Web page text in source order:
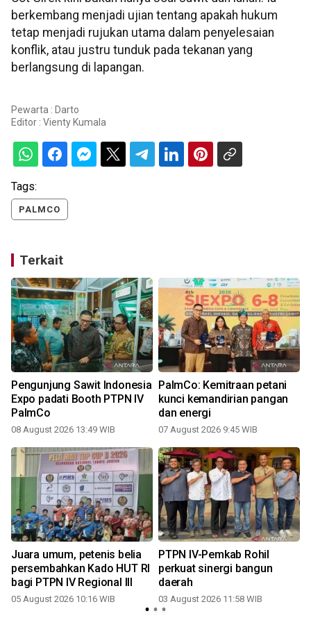
berkembang menjadi ujian tentang apakah hukum
tetap menjadi rujukan utama dalam penyelesaian
konflik, atau justru tunduk pada tekanan yang
berlangsung di lapangan.
Pewarta : Darto
Editor : Vienty Kumala
Tags:
PALMCO
Terkait
Pengunjung Sawit Indonesia
Expo padati Booth PTPN IV
PalmCo
08 August 2026 13:49 WIB
PalmCo: Kemitraan petani
kunci kemandirian pangan
dan energi
07 August 2026 9:45 WIB
Juara umum, petenis belia
persembahkan Kado HUT RI
bagi PTPN IV Regional III
05 August 2026 10:16 WIB
PTPN IV-Pemkab Rohil
perkuat sinergi bangun
daerah
03 August 2026 11:58 WIB